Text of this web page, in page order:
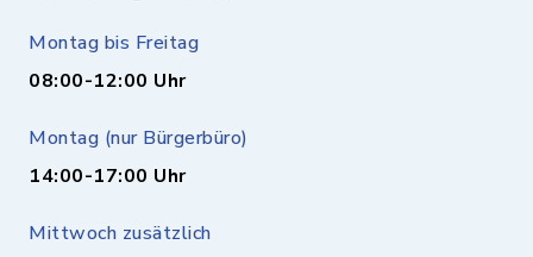
Montag bis Freitag
08:00-12:00 Uhr
Montag (nur Bürgerbüro)
14:00-17:00 Uhr
Mittwoch zusätzlich